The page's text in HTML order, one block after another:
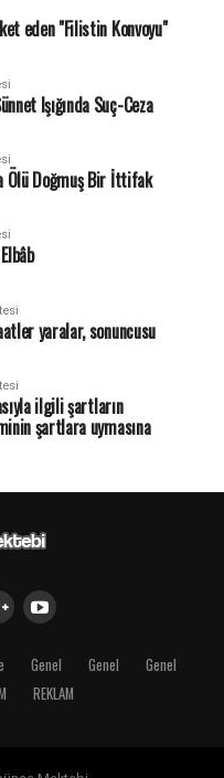
eden "Filistin Konvoyu"
Işığında Suç-Ceza
Ölü Doğmuş Bir İttifak
yaralar, sonuncusu
ilgili şartların
şartlara uymasına
Genel Genel
Genel
REKLAM